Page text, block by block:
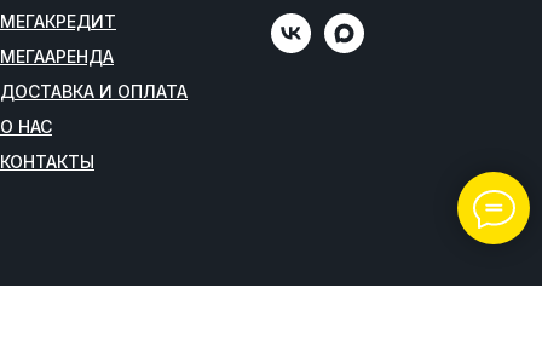
МЕГАКРЕДИТ
МЕГААРЕНДА
ДОСТАВКА И ОПЛАТА
О НАС
КОНТАКТЫ